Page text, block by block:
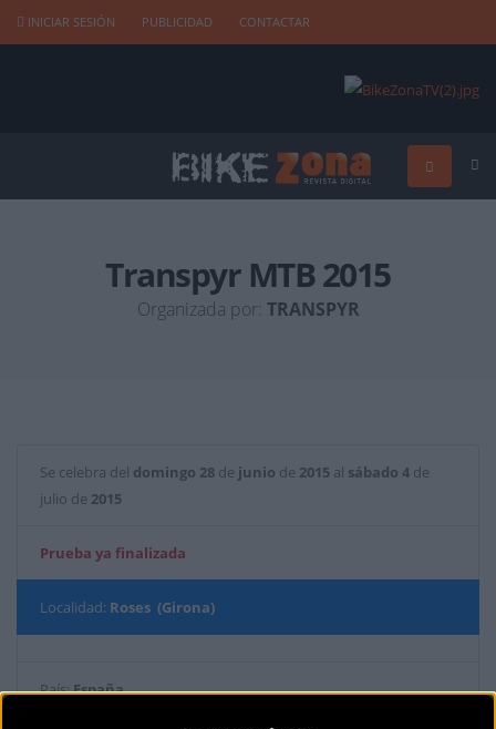
INICIAR SESIÓN PUBLICIDAD CONTACTAR
Transpyr MTB 2015
Organizada por: TRANSPYR
Se celebra del domingo 28 de junio de 2015 al sábado 4 de
julio de 2015
Prueba ya finalizada
Localidad: Roses (Girona)
País:España